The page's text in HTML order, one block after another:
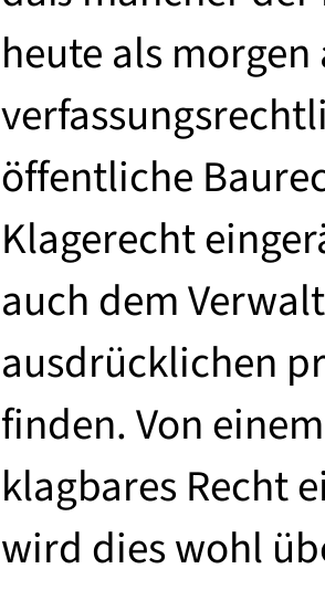
heute als
öffentliche
Klagerecht
auch dem
ausdrücklichen
finden. Von
klagbares Recht
wird dies wohl